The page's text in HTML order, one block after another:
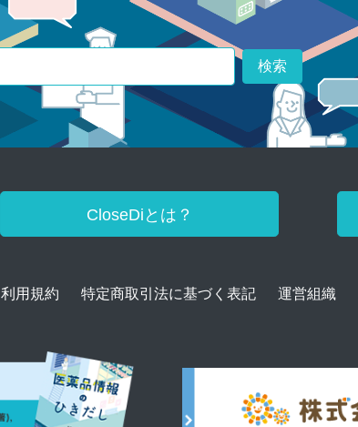
検索
CloseDiとは？
利用規約 特定商取引法に基づく表記 運営組織